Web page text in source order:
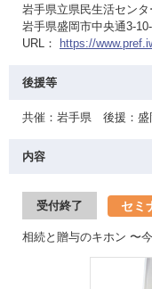
岩手県立県民生活センタ
岩手県盛岡市中央通3-
URL：
https://
後援等
共催：岩手県 後援：盛
内容
受付終了 セミ
相続と贈与のキホン 〜